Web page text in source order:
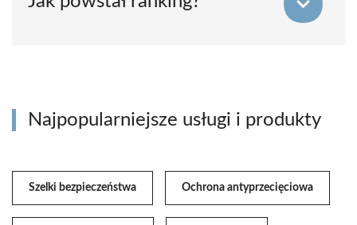
Najpopularniejsze usługi i produkty
Szelki bezpieczeństwa Ochrona antyprzecięciowa